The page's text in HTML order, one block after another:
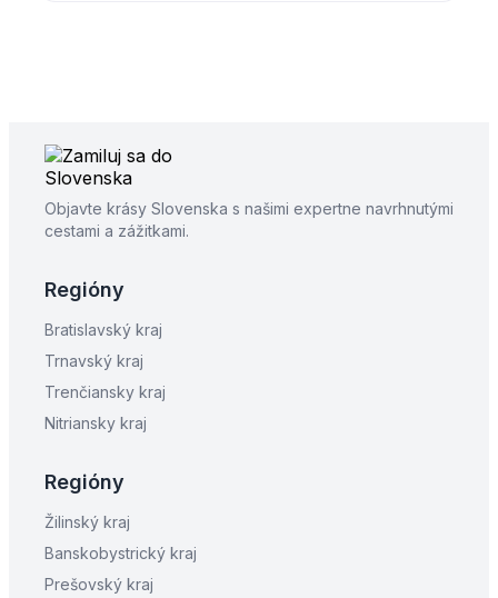
Objavte krásy Slovenska s našimi expertne navrhnutými
cestami a zážitkami.
Regióny
Bratislavský kraj
Trnavský kraj
Trenčiansky kraj
Nitriansky kraj
Regióny
Žilinský kraj
Banskobystrický kraj
Prešovský kraj